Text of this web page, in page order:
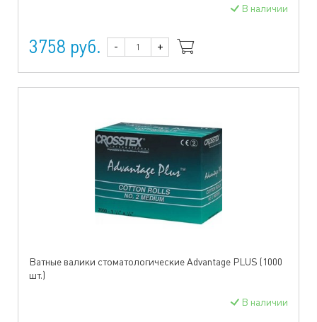
В наличии
3758 руб. - +
Ватные валики стоматологические Advantage PLUS (1000
шт.)
В наличии